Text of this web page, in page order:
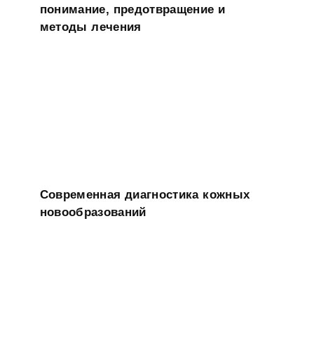
понимание, предотвращение и
методы лечения
Современная диагностика кожных
новообразований